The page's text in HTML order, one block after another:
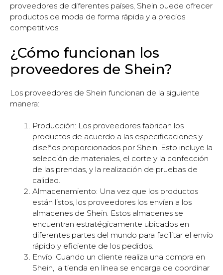
proveedores de diferentes países, Shein puede ofrecer
productos de moda de forma rápida y a precios
competitivos.
¿Cómo funcionan los
proveedores de Shein?
Los proveedores de Shein funcionan de la siguiente
manera:
Producción: Los proveedores fabrican los
productos de acuerdo a las especificaciones y
diseños proporcionados por Shein. Esto incluye la
selección de materiales, el corte y la confección
de las prendas, y la realización de pruebas de
calidad.
Almacenamiento: Una vez que los productos
están listos, los proveedores los envían a los
almacenes de Shein. Estos almacenes se
encuentran estratégicamente ubicados en
diferentes partes del mundo para facilitar el envío
rápido y eficiente de los pedidos.
Envío: Cuando un cliente realiza una compra en
Shein, la tienda en línea se encarga de coordinar